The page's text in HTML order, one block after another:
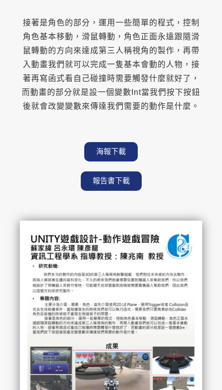
接著是角色的部分，運用一些簡單的程式，控制
角色基本移動，滑鼠轉動，角色正面永遠跟隨滑
鼠轉動的方向來達成第三人稱視角的製作，再帶
入動畫我們就可以完成一隻基本會動的人物，接
著再寫函式看自己碰撞時需要觸發什麼就好了，
而動畫的部分就是設一個變數Int當我們按下按鈕
後就會改變變數來傳達我們需要的動作是什麼。
海報下載
報告書下載